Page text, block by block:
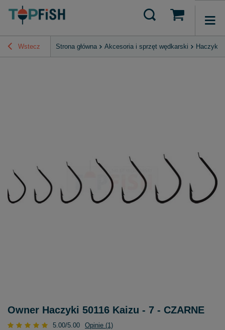
Wstecz Strona główna Akcesoria i sprzęt wędkarski Haczyki,
Owner Haczyki 50116 Kaizu - 7 - CZARNE
5.00/5.00 Opinie (1)